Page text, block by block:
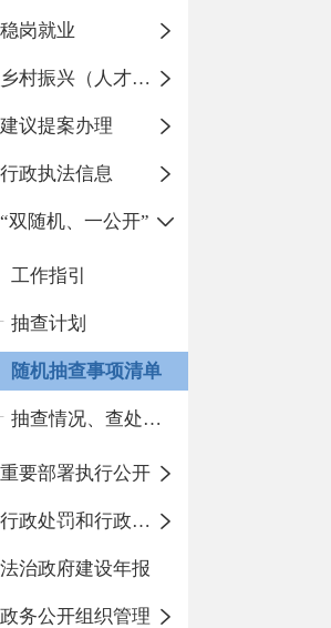
稳岗就业
乡村振兴（人才振兴）
建议提案办理
行政执法信息
“双随机、一公开”
工作指引
抽查计划
随机抽查事项清单
抽查情况、查处结果
重要部署执行公开
行政处罚和行政强制
法治政府建设年报
政务公开组织管理